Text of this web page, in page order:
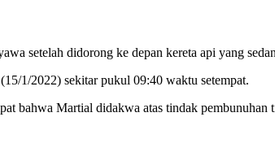
setelah didorong ke depan kereta api yang
1/2022) sekitar pukul 09:40 waktu setempat.
bahwa Martial didakwa atas tindak pembunuhan